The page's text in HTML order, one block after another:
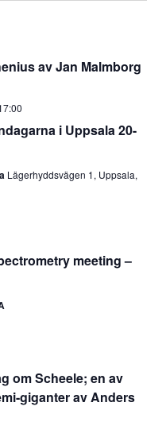
av Jan Malmborg
i Uppsala 20-
Lägerhyddsvägen 1, Uppsala,
meeting –
om Scheele; en av
giganter av Anders